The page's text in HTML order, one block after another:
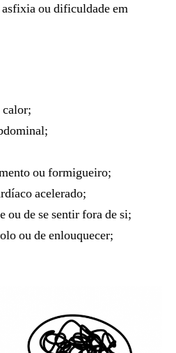
asfixia ou dificuldade em
calor;
ou formigueiro;
acelerado;
ou de se sentir fora de si;
ou de enlouquecer;